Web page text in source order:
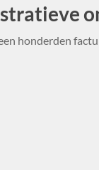
honderden